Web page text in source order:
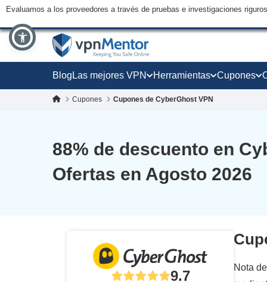
Evaluamos a los proveedores a través de pruebas e investigaciones
Blog Las mejores VPN Herramientas Cupones
Cupones Cupones de CyberGhost VPN
88% de descuento en
Ofertas en Agosto 2026
9.7
Nota